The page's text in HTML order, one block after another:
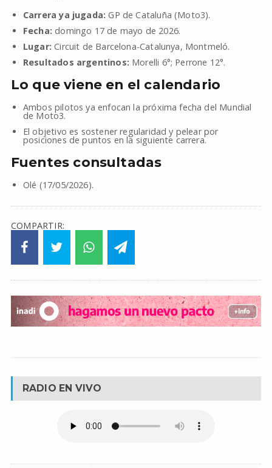
Carrera ya jugada: GP de Cataluña (Moto3).
Fecha: domingo 17 de mayo de 2026.
Lugar: Circuit de Barcelona-Catalunya, Montmeló.
Resultados argentinos: Morelli 6°; Perrone 12°.
Lo que viene en el calendario
Ambos pilotos ya enfocan la próxima fecha del Mundial
de Moto3.
El objetivo es sostener regularidad y pelear por
posiciones de puntos en la siguiente carrera.
Fuentes consultadas
Olé (17/05/2026).
COMPARTIR:
RADIO EN VIVO